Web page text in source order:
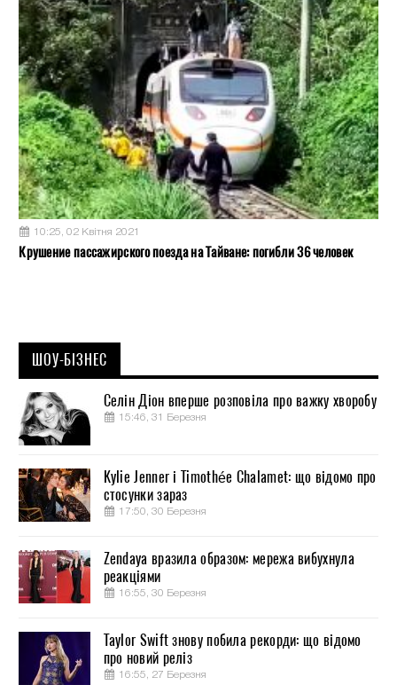
10:25, 02 Квітня 2021
Крушение пассажирского поезда на Тайване: погибли 36 человек
ШОУ-БІЗНЕС
Селін Діон вперше розповіла про важку хворобу
15:46, 31 Березня
Kylie Jenner і Timothée Chalamet: що відомо про
стосунки зараз
17:50, 30 Березня
Zendaya вразила образом: мережа вибухнула
реакціями
16:55, 30 Березня
Taylor Swift знову побила рекорди: що відомо
про новий реліз
16:55, 27 Березня